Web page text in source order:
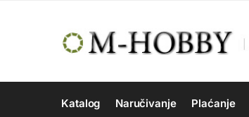
Katalog Naručivanje Plaćanje